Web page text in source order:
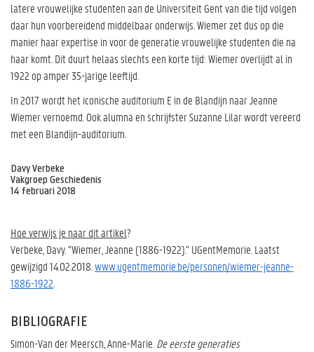
latere vrouwelijke studenten aan de Universiteit Gent van die tijd volgen
daar hun voorbereidend middelbaar onderwijs. Wiemer zet dus op die
manier haar expertise in voor de generatie vrouwelijke studenten die na
haar komt. Dit duurt helaas slechts een korte tijd: Wiemer overlijdt al in
1922 op amper 35-jarige leeftijd.
In 2017 wordt het iconische auditorium E in de Blandijn naar Jeanne
Wiemer vernoemd. Ook alumna en schrijfster Suzanne Lilar wordt vereerd
met een Blandijn-auditorium.
Davy Verbeke
Vakgroep Geschiedenis
14 februari 2018
Hoe verwijs je naar dit artikel?
Verbeke, Davy. "Wiemer, Jeanne (1886-1922)." UGentMemorie. Laatst
gewijzigd 14.02.2018. www.ugentmemorie.be/personen/wiemer-jeanne-
1886-1922
BIBLIOGRAFIE
Simon-Van der Meersch, Anne-Marie. De eerste generaties